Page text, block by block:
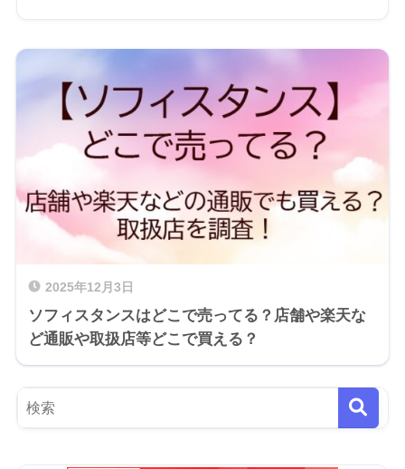
2025年12月3日
ソフィスタンスはどこで売ってる？店舗や楽天な
ど通販や取扱店等どこで買える？